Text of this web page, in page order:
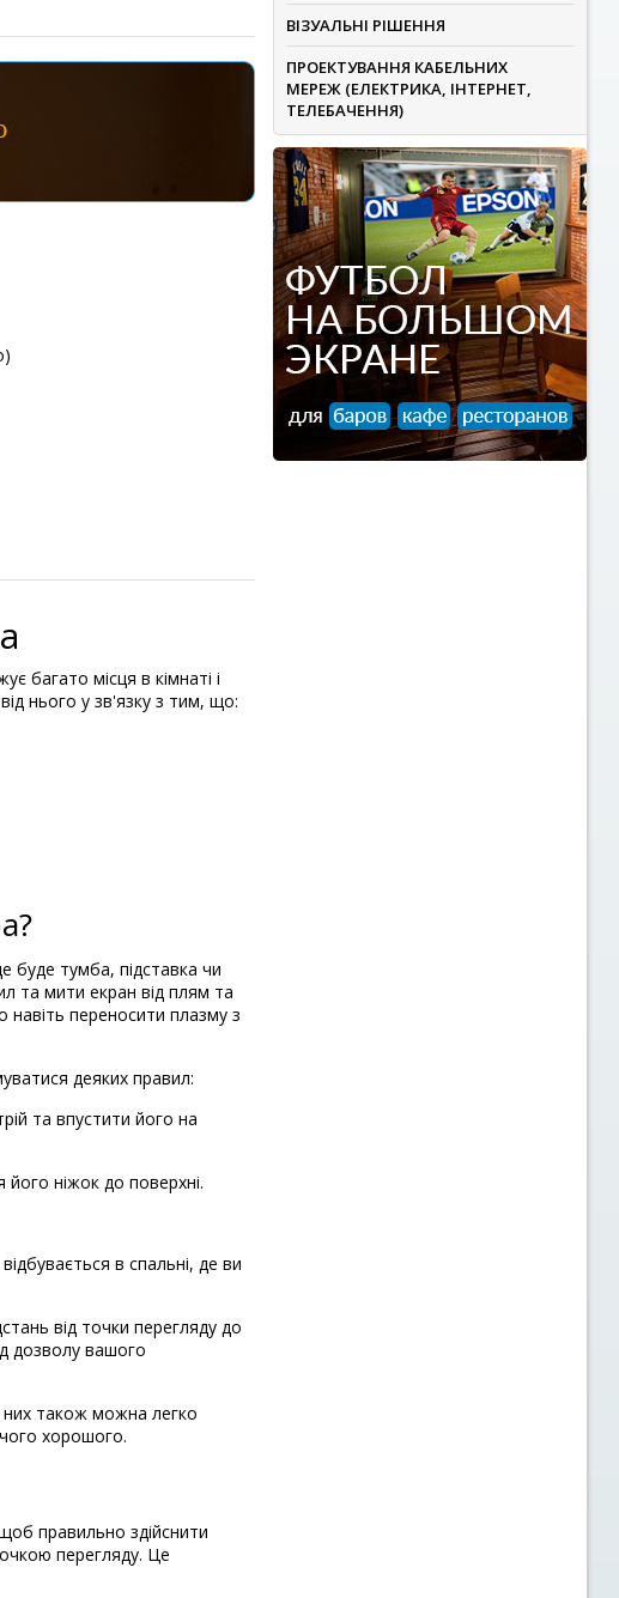
багато місця в кімнаті і
нього у зв'язку з тим, що:
буде тумба, підставка чи
та мити екран від плям та
переносити плазму з
деяких правил:
та впустити його на
його ніжок до поверхні.
в спальні, де ви
від точки перегляду до
дозволу вашого
них також можна легко
хорошого.
правильно здійснити
перегляду. Це
ВІЗУАЛЬНІ РІШЕННЯ
ПРОЕКТУВАННЯ КАБЕЛЬНИХ
МЕРЕЖ (ЕЛЕКТРИКА, ІНТЕРНЕТ,
ТЕЛЕБАЧЕННЯ)